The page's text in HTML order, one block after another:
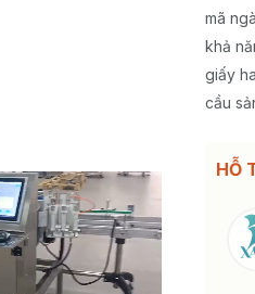
mã
khả
giấy
cầu
HỖ